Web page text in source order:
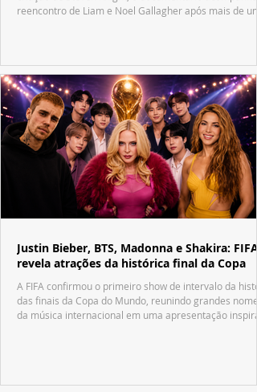
reencontro de Liam e Noel Gallagher após mais de
Justin Bieber, BTS, Madonna e Shakira: FIFA
revela atrações da histórica final da Copa
A FIFA confirmou o primeiro show de intervalo da
das finais da Copa do Mundo, reunindo grandes nomes
da música internacional em uma apresentação